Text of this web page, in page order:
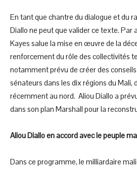
En tant que chantre du dialogue et du
Diallo ne peut que valider ce texte. Par
Kayes salue la mise en œuvre de la
renforcement du rôle des collectivités
notamment prévu de créer des
sénateurs dans les dix régions du Mali,
récemment au nord. Aliou Diallo a
dans son plan Marshall pour la
Aliou Diallo en accord avec le peuple
Dans ce programme, le milliardaire